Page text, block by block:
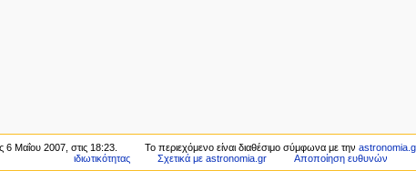
6 Μαΐου 2007, στις 18:23. Το περιεχόμενο είναι διαθέσιμο σύμφωνα με την
ιδιωτικότητας
Σχετικά με astronomia.gr Αποποίηση ευθυνών